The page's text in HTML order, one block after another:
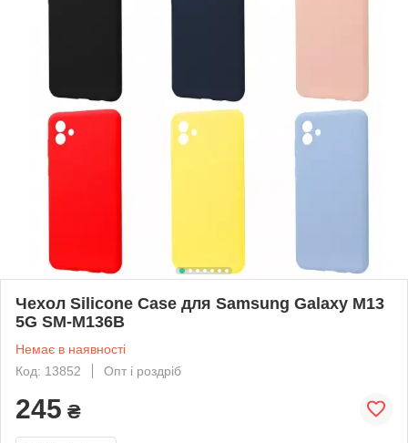
Чехол Silicone Case для Samsung Galaxy M13
5G SM-M136B
Немає в наявності
Код: 13852
Опт і роздріб
245 ₴